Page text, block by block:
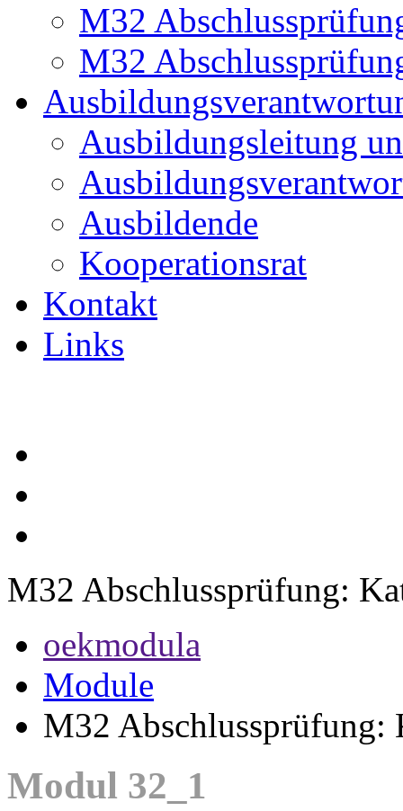
M32
M32
Ausbildungsleitung
Ausbildende
Kooperationsrat
Kontakt
Links
M32 Abschlussprüfung:
oekmodula
Module
M32 Abschlussprüfung:
Modul 32_1